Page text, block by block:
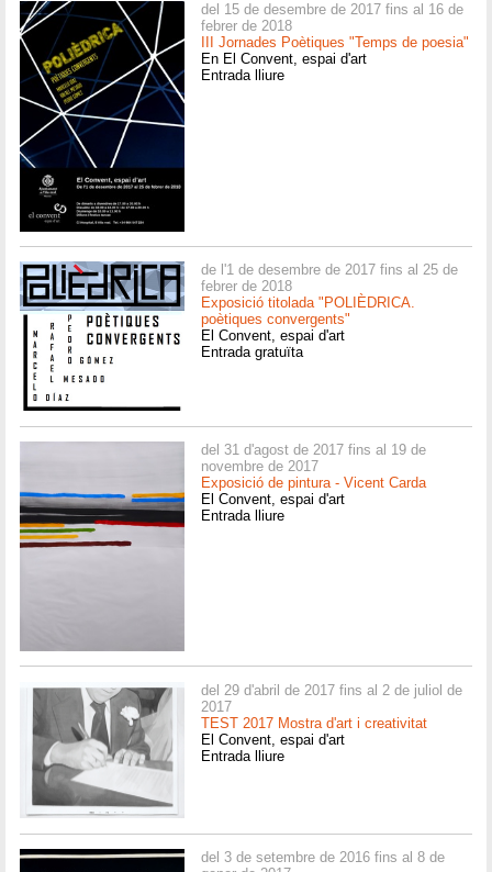
del 15 de desembre de 2017 fins al 16 de
febrer de 2018
III Jornades Poètiques "Temps de poesia"
En El Convent, espai d'art
Entrada lliure
de l'1 de desembre de 2017 fins al 25 de
febrer de 2018
Exposició titolada "POLIÈDRICA.
poètiques convergents"
El Convent, espai d'art
Entrada gratuïta
del 31 d'agost de 2017 fins al 19 de
novembre de 2017
Exposició de pintura - Vicent Carda
El Convent, espai d'art
Entrada lliure
del 29 d'abril de 2017 fins al 2 de juliol de
2017
TEST 2017 Mostra d'art i creativitat
El Convent, espai d'art
Entrada lliure
del 3 de setembre de 2016 fins al 8 de